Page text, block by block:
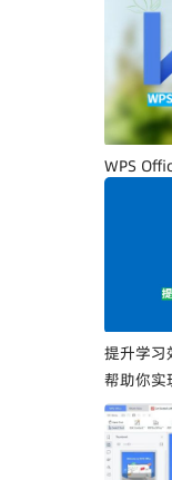
WPS
提升学习
帮助你实